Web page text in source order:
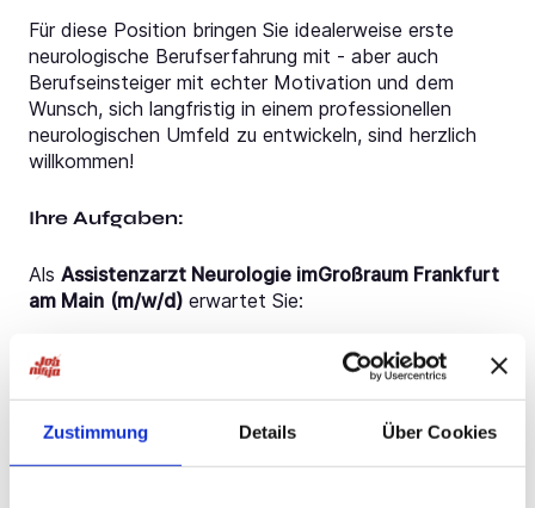
Zustimmung Details Über Cookies
Für diese Position bringen Sie idealerweise erste
neurologische Berufserfahrung mit - aber auch
Berufseinsteiger mit echter Motivation und dem
Wunsch, sich langfristig in einem professionellen
neurologischen Umfeld zu entwickeln, sind herzlich
willkommen!
Ihre Aufgaben:
Als Assistenzarzt Neurologie imGroßraum Frankfurt
am Main (m/w/d) erwartet Sie:
Unterstützung bei allen anfallenden Leistungen
interdisziplinäres Arbeiten mit anderen Abteilungen
Teilnahme an Visiten und Seminaren